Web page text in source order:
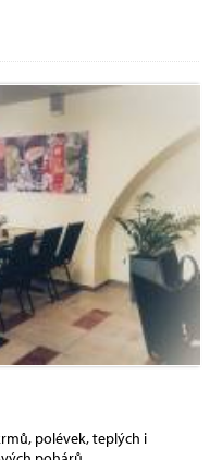
polévek, teplých i